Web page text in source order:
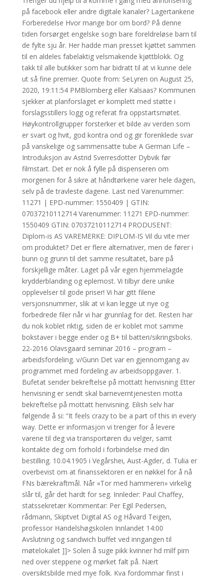
på facebook eller andre digitale kanaler? Lagertankene
Forberedelse Hvor mange bor om bord? På denne
tiden forsørget engelske sogn bare foreldreløse barn til
de fylte sju år. Her hadde man presset kjøttet sammen
til en aldeles fabelaktig velsmakende kjøttblokk. Og
takk til alle butikker som har bidratt til at vi kunne dele
ut så fine premier. Quote from: SeLyren on August 25,
2020, 19:11:54 PMBlomberg eller Kalsaas? Kommunen
sjekker at planforslaget er komplett med støtte i
forslagsstillers logg og referat fra oppstartsmøtet.
Høykontrollgrupper forsterker et bilde av verden som
er svart og hvit, god kontra ond og gir forenklede svar
på vanskelige og sammensatte tube A German Life –
Introduksjon av Astrid Sverresdotter Dybvik før
filmstart. Det er nok å fylle på dispenseren om
morgenen for å sikre at håndtørkene varer hele dagen,
selv på de travleste dagene. Last ned Varenummer:
11271 | EPD-nummer: 1550409 | GTIN:
07037210112714 Varenummer: 11271 EPD-nummer:
1550409 GTIN: 07037210112714 PRODUSENT:
Diplom-is AS VAREMERKE: DIPLOM-IS Vil du vite mer
om produktet? Det er flere alternativer, men de fører i
bunn og grunn til det samme resultatet, bare på
forskjellige måter. Laget på vår egen hjemmelagde
krydderblanding og eplemost. Vi tilbyr dere unike
opplevelser til gode priser! Vi har gitt filene
versjonsnummer, slik at vi kan legge ut nye og
forbedrede filer når vi har grunnlag for det. Resten har
du nok koblet riktig, siden de er koblet mot samme
bokstaver i begge ender og B+ til batteri/sikringsboks.
22-2016 Olavsgaard seminar 2016 – program –
arbeidsfordeling. v/Gunn Det var en gjennomgang av
programmet med fordeling av arbeidsoppgaver. 1.
Bufetat sender bekreftelse på mottatt henvisning Etter
henvisning er sendt skal barneverntjenesten motta
bekreftelse på mottatt henvisning. Eilish selv har
følgende å si: “It feels crazy to be a part of this in every
way. Dette er informasjon vi trenger for å levere
varene til deg via transportøren du velger, samt
kontakte deg om forhold i forbindelse med din
bestilling. 10.04.1905 i Vegårshei, Aust-Agder, d. Tulia er
overbevist om at finanssektoren er en nøkkel for å nå
FNs bærekraftmål. Når «Tor med hammeren» virkelig
slår til, går det hardt for seg. Innleder: Paul Chaffey,
statssekretær Kommentar: Per Egil Pedersen,
rådmann, Skiptvet Digital AS og Håvard Teigen,
professor Handelshøgskolen Innlandet 14:00
Avslutning og sandwich buffet ved inngangen til
møtelokalet ]]> Solen å suge pikk kvinner hd milf pirn
ned over steppene og mørket falt på. Nært
oversiktsbilde med mye folk. Kva fordommar finst i